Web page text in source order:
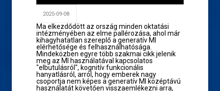
2025-09-08
Ma elkezdődött az ország minden oktatási
intézményében az elme pallérozása, ahol már
kihagyhatatlan szereplő a generatív MI
elérhetősége és felhasználhatósága.
Mindeközben egyre több szakmai cikk jelenik
meg az MI használatával kapcsolatos
"elbutulásról", kognitív funkcionális
hanyatlásról, arról, hogy emberek nagy
csoportja nem képes a generatív MI középtávú
használatát követően visszaemlékezni arra,